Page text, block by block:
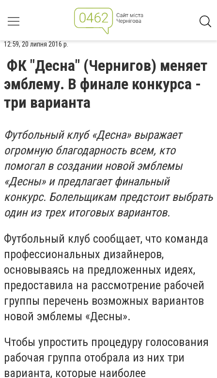
12:59, 20 липня 2016 р.
ФК "Десна" (Чернигов) меняет
эмблему. В финале конкурса -
три варианта
Футбольный клуб «Десна» выражает
огромную благодарность всем, кто
помогал в создании новой эмблемы
«Десны» и предлагает финальный
конкурс. Болельщикам предстоит выбрать
один из трех итоговых вариантов.
Футбольный клуб сообщает, что команда
профессиональных дизайнеров,
основываясь на предложенных идеях,
предоставила на рассмотрение рабочей
группы перечень возможных вариантов
новой эмблемы «Десны».
Чтобы упростить процедуру голосования
рабочая группа отобрала из них три
варианта, которые наиболее